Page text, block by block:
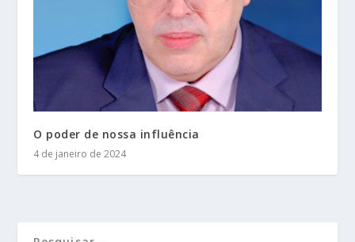
O poder de nossa influência
4 de janeiro de 2024